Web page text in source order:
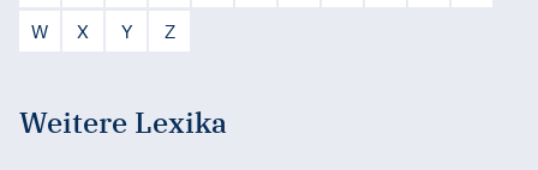
W
X Y Z
Weitere Lexika